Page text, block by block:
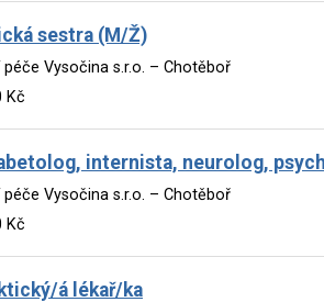
sestra (M/Ž)
Vysočina s.r.o. – Chotěboř
Kč
internista, neurolog,
Vysočina s.r.o. – Chotěboř
Kč
á lékař/ka